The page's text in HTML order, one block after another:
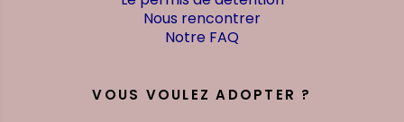
Nous rencontrer
Notre FAQ
VOUS VOULEZ ADOPTER ?